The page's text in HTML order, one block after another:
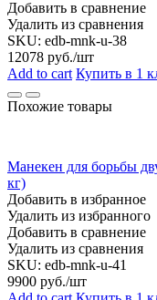
Добавить в сравнение
Удалить из сравнения
SKU: edb-mnk-u-38
12078 руб./шт
Add to cart Купить в 1
Похожие товары
Манекен для борьбы
кг)
Добавить в избранное
Удалить из избранного
Добавить в сравнение
Удалить из сравнения
SKU: edb-mnk-u-41
9900 руб./шт